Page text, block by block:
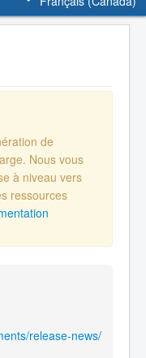
de
Nous vous
à niveau vers
ressources
release-news/